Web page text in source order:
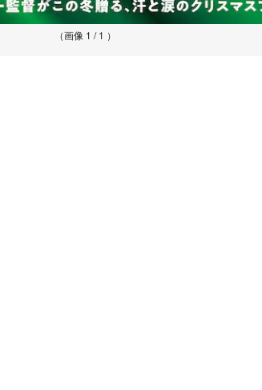
（画像 1 / 1 ）